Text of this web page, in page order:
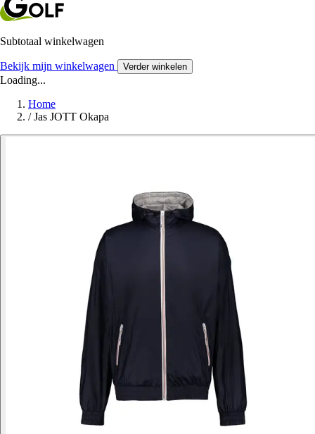
Subtotaal winkelwagen
Bekijk mijn winkelwagen Verder winkelen
Loading...
Home
/ Jas JOTT Okapa